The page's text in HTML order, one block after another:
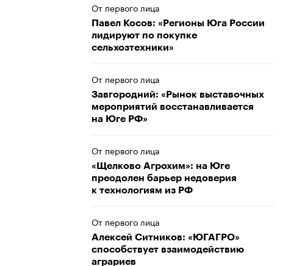
От первого лица
Павел Косов: «Регионы Юга России
лидируют по покупке
сельхозтехники»
От первого лица
Завгородний: «Рынок выставочных
мероприятий восстанавливается
на Юге РФ»
От первого лица
«Щелково Агрохим»: на Юге
преодолен барьер недоверия
к технологиям из РФ
От первого лица
Алексей Ситников: «ЮГАГРО»
способствует взаимодействию
аграриев